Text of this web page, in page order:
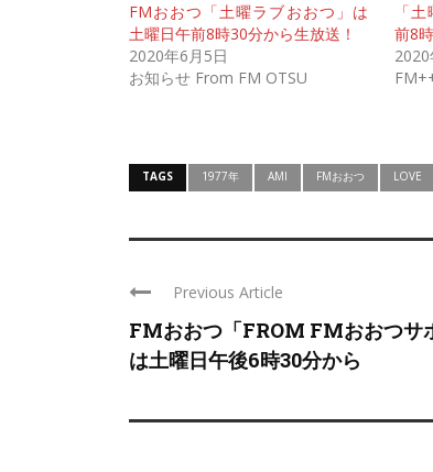
FMおおつ「土曜ラブおおつ」は
土曜日午前8時30分から生放送！
2020年6月5日
お知らせ From FM OTSU
「
前8
TAGS 1977年 AMI FMおおつ LOVE
Previous Article
FMおおつ「FROM FMおおつサ
は土曜日午後6時30分から